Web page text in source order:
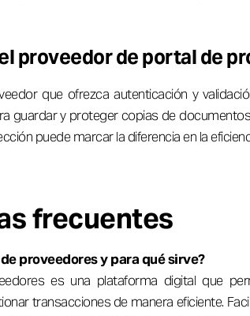
proveedor de portal de
que ofrezca autenticación y
guardar y proteger copias de
puede marcar la diferencia en la
frecuentes
proveedores y para qué sirve?
es una plataforma digital que
transacciones de manera eficiente.